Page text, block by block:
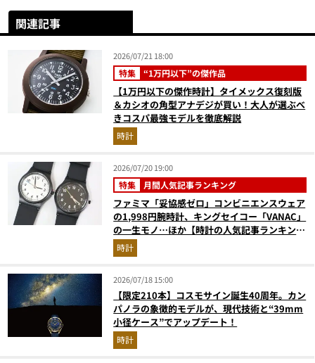
関連記事
2026/07/21 18:00
特集 “1万円以下”の傑作品
【1万円以下の傑作時計】タイメックス復刻版
＆カシオの角型アナデジが買い！大人が選ぶべ
きコスパ最強モデルを徹底解説
時計
2026/07/20 19:00
特集 月間人気記事ランキング
ファミマ「妥協感ゼロ」コンビニエンスウェア
の1,998円腕時計、キングセイコー「VANAC」
の一生モノ…ほか【時計の人気記事ランキング
ベスト3】（2026年6月版）
時計
2026/07/18 15:00
【限定210本】コスモサイン誕生40周年。カン
パノラの象徴的モデルが、現代技術と“39mm
小径ケース”でアップデート！
時計